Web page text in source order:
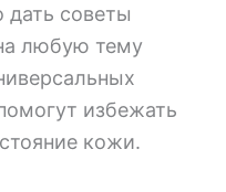
советы
любую тему
избежать
кожи.